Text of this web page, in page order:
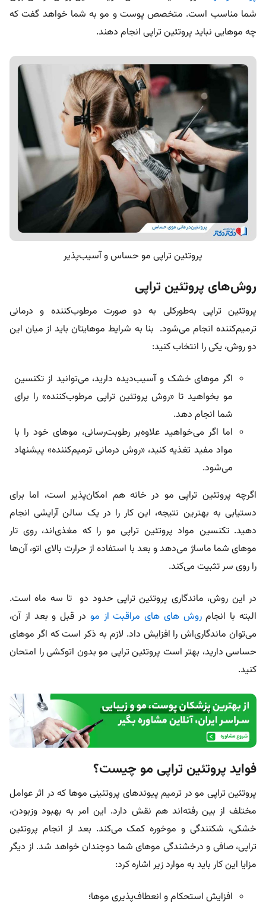
شما مناسب است. متخصص پوست و مو به شما خواهد گفت که
چه موهایی نباید پروتئین تراپی انجام دهند.
پروتئین تراپی مو حساس و آسیب‌پذیر
روش‌های پروتئین تراپی
پروتئین تراپی به‌طورکلی به دو صورت مرطوب‌کننده و درمانی
ترمیم‌کننده انجام می‌شود. بنا به شرایط موهایتان باید از میان این
دو روش، یکی را انتخاب کنید:
اگر موهای خشک و آسیب‌دیده دارید، می‌توانید از تکنسین
مو بخواهید تا «روش پروتئین تراپی مرطوب‌کننده» را برای
شما انجام دهد.
اما اگر می‌خواهید علاوه‌بر رطوبت‌رسانی، موهای خود را با
مواد مفید تغذیه کنید، «روش درمانی ترمیم‌کننده» پیشنهاد
می‌شود.
اگرچه پروتئین تراپی مو در خانه هم امکان‌پذیر است، اما برای
دستیابی به بهترین نتیجه، این کار را در یک سالن آرایشی انجام
دهید. تکنسین مواد پروتئین تراپی مو را که مغذی‌اند، روی تار
موهای شما ماساژ می‌دهد و بعد با استفاده از حرارت بالای اتو، آن‌ها
را روی سر تثبیت می‌کند.
در این روش، ماندگاری پروتئین تراپی حدود دو تا سه ماه است.
البته با انجامروش های های مراقبت از مو در قبل و بعد از آن،
می‌توان ماندگاری‌اش را افزایش داد. لازم به ذکر است که اگر موهای
حساسی دارید، بهتر است پروتئین تراپی مو بدون اتوکشی را امتحان
کنید.
فواید پروتئین تراپی مو چیست؟
پروتئین تراپی مو در ترمیم پیوندهای پروتئینی موها که در اثر عوامل
مختلف از بین رفته‌اند هم نقش دارد. این امر به بهبود وزبودن،
خشکی، شکنندگی و موخوره کمک می‌کند. بعد از انجام پروتئین
تراپی، صافی و درخشندگی موهای شما دوچندان خواهد شد. از دیگر
مزایا این کار باید به موارد زیر اشاره کرد:
افزایش استحکام و انعطاف‌پذیری موها؛